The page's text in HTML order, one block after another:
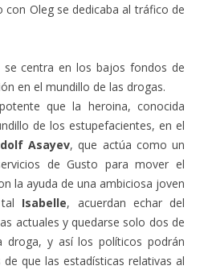
con Oleg se dedicaba al tráfico de
se centra en los bajos fondos de
en el mundillo de las drogas.
que la heroina, conocida
de los estupefacientes, en el
Asayev, que actúa como un
de Gusto para mover el
la ayuda de una ambiciosa joven
Isabelle, acuerdan echar del
actuales y quedarse solo dos de
y así los políticos podrán
que las estadísticas relativas al